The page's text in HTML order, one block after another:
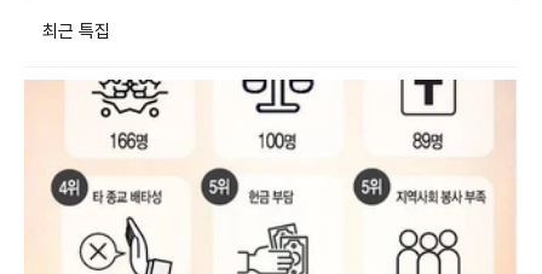
최근 특집